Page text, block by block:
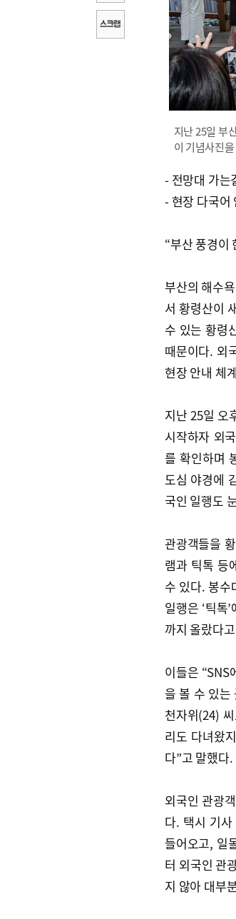
지난 25일 부
이 기념사진
- 전망대 가는
- 현장 다국어
“부산 풍경이
부산의 해수
서 황령산이
수 있는 황령
때문이다. 외
현장 안내 체
지난 25일 오
시작하자 외
를 확인하며
도심 야경에
국인 일행도
관광객들을
램과 틱톡 등
수 있다. 봉수
일행은 ‘틱톡
까지 올랐다
이들은 “SNS
을 볼 수 있는
천자위(24)
리도 다녀왔
다”고 말했다.
외국인 관광
다. 택시 기
들어오고, 일
터 외국인 관
지 않아 대부